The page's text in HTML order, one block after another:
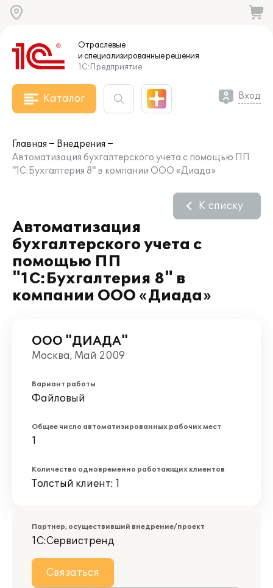
Отраслевые
и специализированныерешения
1С:Предприятие
Каталог Вход
Главная
Внедрения
Автоматизация бухгалтерского учета с помощью ПП
"1С:Бухгалтерия 8" в компании ООО «Диада»
Автоматизация
бухгалтерского учета с
помощью ПП
"1С:Бухгалтерия 8" в
компании ООО «Диада»
К списку
ООО "ДИАДА"
Москва, Май 2009
Вариант работы
Файловый
Общее число автоматизированных рабочих мест
1
Количество одновременно работающих клиентов
Толстый клиент: 1
Партнер, осуществивший внедрение/проект
1С:Сервистренд
Связаться